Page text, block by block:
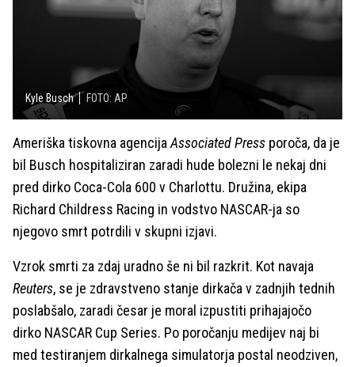
Kyle Busch FOTO: AP
Ameriška tiskovna agencija Associated Press poroča, da je
bil Busch hospitaliziran zaradi hude bolezni le nekaj dni
pred dirko Coca-Cola 600 v Charlottu. Družina, ekipa
Richard Childress Racing in vodstvo NASCAR-ja so
njegovo smrt potrdili v skupni izjavi.
Vzrok smrti za zdaj uradno še ni bil razkrit. Kot navaja
Reuters, se je zdravstveno stanje dirkača v zadnjih tednih
poslabšalo, zaradi česar je moral izpustiti prihajajočo
dirko NASCAR Cup Series. Po poročanju medijev naj bi
med testiranjem dirkalnega simulatorja postal neodziven,